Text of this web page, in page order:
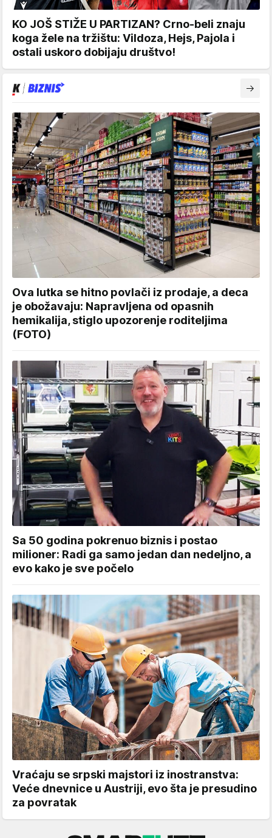
KO JOŠ STIŽE U PARTIZAN? Crno-beli znaju
koga žele na tržištu: Vildoza, Hejs, Pajola i
ostali uskoro dobijaju društvo!
Ova lutka se hitno povlači iz prodaje, a deca
je obožavaju: Napravljena od opasnih
hemikalija, stiglo upozorenje roditeljima
(FOTO)
Sa 50 godina pokrenuo biznis i postao
milioner: Radi ga samo jedan dan nedeljno, a
evo kako je sve počelo
Vraćaju se srpski majstori iz inostranstva:
Veće dnevnice u Austriji, evo šta je presudino
za povratak